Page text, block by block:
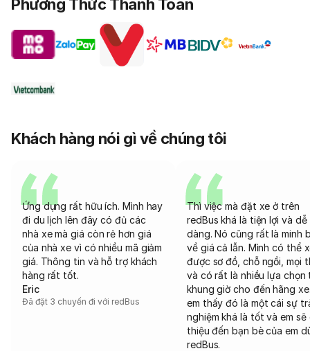
Phương Thức Thanh Toán
Khách hàng nói gì về chúng tôi
Ứng dụng rất hữu ích. Mình hay
đi du lịch lên đây có đủ các
nhà xe mà giá còn rẻ hơn giá
của nhà xe vì có nhiều mã giảm
giá. Thông tin và hỗ trợ khách
hàng rất tốt.
Eric
Đã đặt 3 chuyến đi với redBus
Thì việc mà đặt xe ở trên
redBus khá là tiện lợi và dễ
dàng. Nó cũng rất là minh
về giá cả lẫn. Mình có thể
được sơ đồ, chỗ ngồi, mọi
và có rất là nhiều lựa chọn
khung giờ cho đến hãng
em thấy đó là một cái sự
nghiệm khá là tốt và em sẽ
thiệu đến bạn bè của em
redBus.